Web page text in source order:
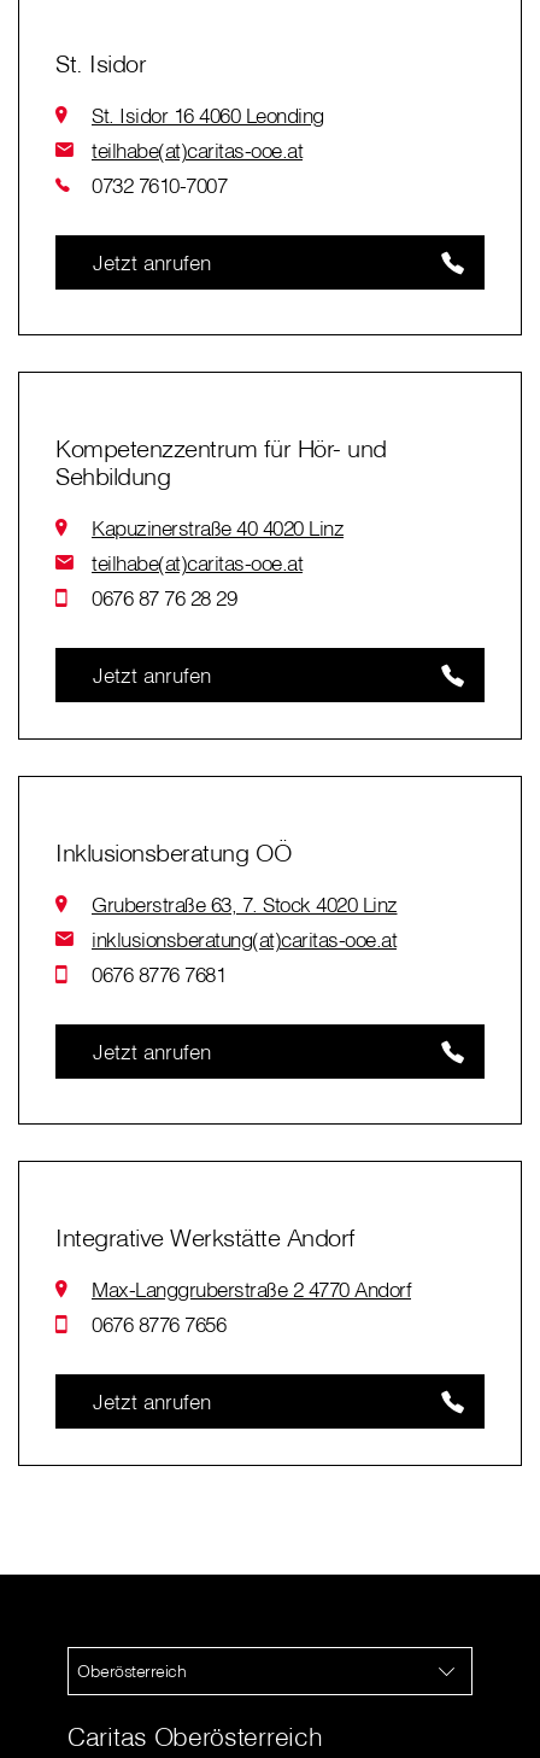
St. Isidor
St. Isidor 16 4060 Leonding
teilhabe(at)caritas-ooe.at
0732 7610-7007
Jetzt anrufen
Kompetenzzentrum für Hör- und
Sehbildung
Kapuzinerstraße 40 4020 Linz
teilhabe(at)caritas-ooe.at
0676 87 76 28 29
Jetzt anrufen
Inklusionsberatung OÖ
Gruberstraße 63, 7. Stock 4020 Linz
inklusionsberatung(at)caritas-ooe.at
0676 8776 7681
Jetzt anrufen
Integrative Werkstätte Andorf
Max-Langgruberstraße 2 4770 Andorf
0676 8776 7656
Jetzt anrufen
Oberösterreich
Caritas Oberösterreich